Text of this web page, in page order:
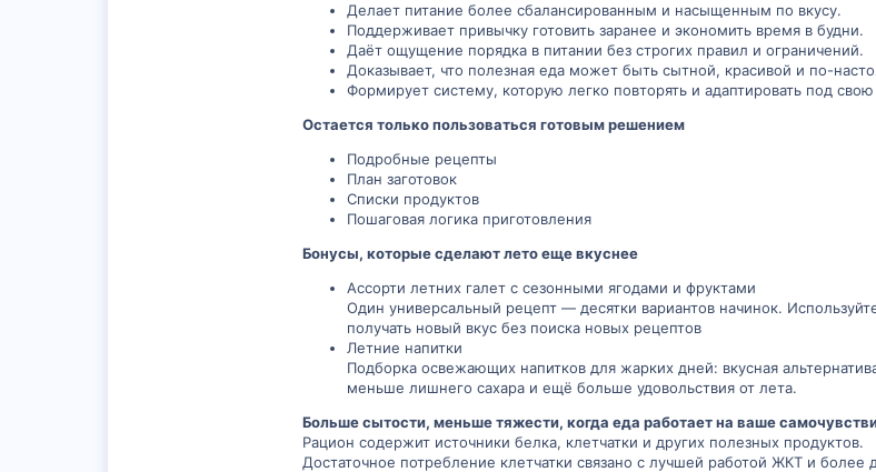
Делает питание более сбалансированным и насыщенным по вкусу.
Поддерживает привычку готовить заранее и экономить время в будни.
Даёт ощущение порядка в питании без строгих правил и ограничений.
Доказывает, что полезная еда может быть сытной, красивой и по-
Формирует систему, которую легко повторять и адаптировать под
Остается только пользоваться готовым решением
Подробные рецепты
План заготовок
Списки продуктов
Пошаговая логика приготовления
Бонусы, которые сделают лето еще вкуснее
Ассорти летних галет с сезонными ягодами и фруктами
Один универсальный рецепт — десятки вариантов начинок.
получать новый вкус без поиска новых рецептов
Летние напитки
Подборка освежающих напитков для жарких дней: вкусная
меньше лишнего сахара и ещё больше удовольствия от лета.
Больше сытости, меньше тяжести, когда еда работает на ваше
Рацион содержит источники белка, клетчатки и других полезных продуктов.
Достаточное потребление клетчатки связано с лучшей работой ЖКТ и